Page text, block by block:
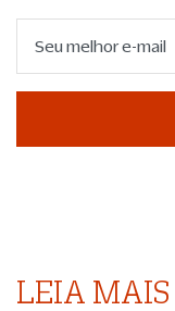
LEIA MAIS